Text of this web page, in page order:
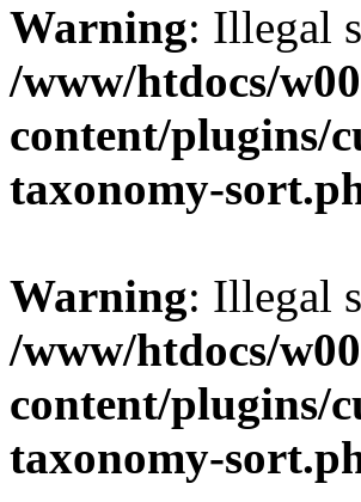
Warning: Illegal
/www/htdocs/
content/plugins/
taxonomy-
Warning: Illegal
/www/htdocs/
content/plugins/
taxonomy-